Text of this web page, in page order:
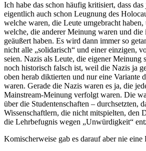
Ich habe das schon häufig kritisiert, dass
eigentlich auch schon Leugnung des
welche waren, die Leute umgebracht
welche, die anderer Meinung waren und
geäußert haben. Es wird dann immer so
nicht alle „solidarisch“ und einer einzigen,
seien. Nazis als Leute, die eigener Meinung
noch historisch falsch ist, weil die Nazis ja
oben herab diktierten und nur eine Variante
waren. Gerade die Nazis waren es ja, die
Mainstream-Meinung verfolgt waren. Die
über die Studentenschaften – durchsetzten,
Wissenschaftlern, die nicht mitspielten, den
die Lehrbefugnis wegen „Unwürdigkeit“
Komischerweise gab es darauf aber nie